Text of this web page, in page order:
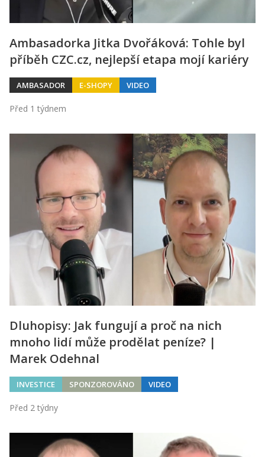
Ambasadorka Jitka Dvořáková: Tohle byl
příběh CZC.cz, nejlepší etapa mojí kariéry
AMBASADOR E-SHOPY VIDEO
Před 1 týdnem
Dluhopisy: Jak fungují a proč na nich
mnoho lidí může prodělat peníze? |
Marek Odehnal
INVESTICE SPONZOROVÁNO VIDEO
Před 2 týdny